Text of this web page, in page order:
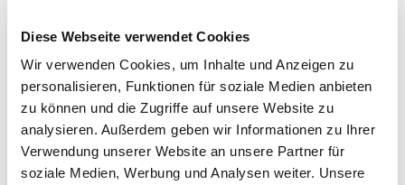
Diese Webseite verwendet Cookies
Wir verwenden Cookies, um Inhalte und Anzeigen zu
personalisieren, Funktionen für soziale Medien anbieten
zu können und die Zugriffe auf unsere Website zu
analysieren. Außerdem geben wir Informationen zu Ihrer
Verwendung unserer Website an unsere Partner für
soziale Medien, Werbung und Analysen weiter. Unsere